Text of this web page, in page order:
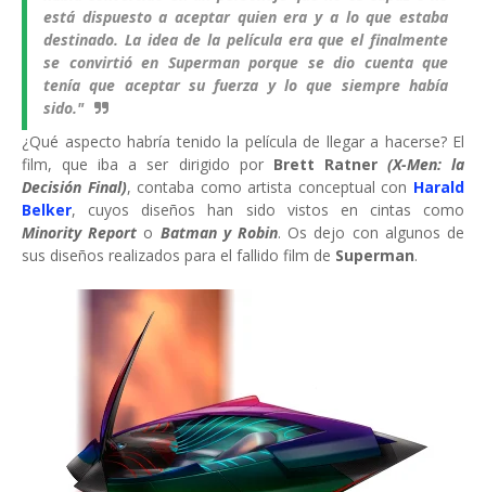
está dispuesto a aceptar quien era y a lo que estaba
destinado. La idea de la película era que el finalmente
se convirtió en Superman porque se dio cuenta que
tenía que aceptar su fuerza y lo que siempre había
sido."
¿Qué aspecto habría tenido la película de llegar a hacerse? El
film, que iba a ser dirigido por Brett Ratner (X-Men: la
Decisión Final), contaba como artista conceptual con Harald
Belker, cuyos diseños han sido vistos en cintas como
Minority Report o Batman y Robin. Os dejo con algunos de
sus diseños realizados para el fallido film de Superman.